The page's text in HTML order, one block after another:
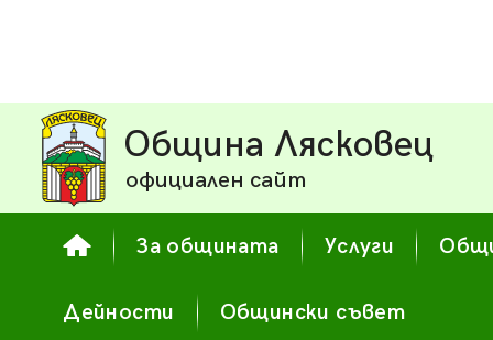
Община Лясковец
официален сайт
За общината Услуги
Дейности Общински съвет